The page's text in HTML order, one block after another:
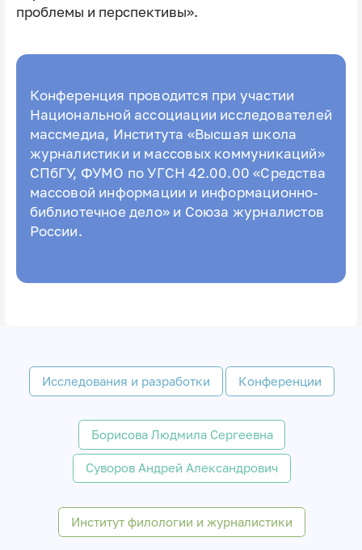
проблемы и перспективы».
Конференция проводится при участии
Национальной ассоциации исследователей
массмедиа, Института «Высшая школа
журналистики и массовых коммуникаций»
СПбГУ, ФУМО по УГСН 42.00.00 «Средства
массовой информации и информационно-
библиотечное дело» и Союза журналистов
России.
Исследования и разработки Конференции
Борисова Людмила Сергеевна
Суворов Андрей Александрович
Институт филологии и журналистики